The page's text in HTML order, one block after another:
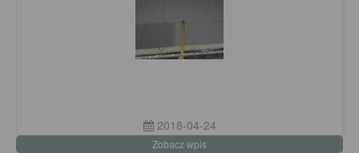
2018-04-24
Zobacz wpis